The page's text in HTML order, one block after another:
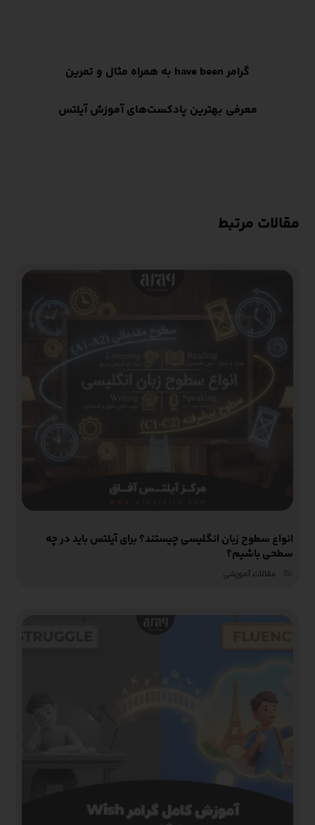
گرامر have been به همراه مثال و تمرین
معرفی بهترین پادکست‌های آموزش آیلتس
مقالات مرتبط
انواع سطوح زبان انگلیسی چیستند؟ برای آیلتس باید در چه
سطحی باشیم؟
مقالات آموزشی‌